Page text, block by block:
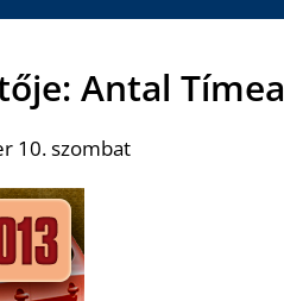
Antal Tímea
10. szombat